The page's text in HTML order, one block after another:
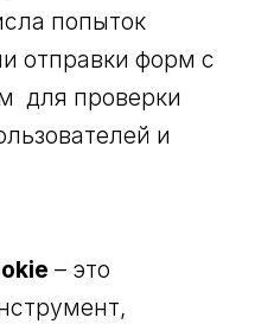
попыток
отправки форм с
для проверки
и
– это